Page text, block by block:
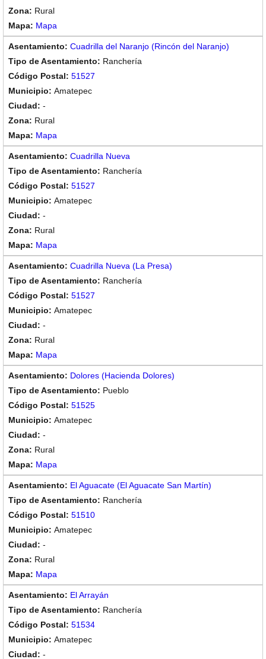
Rural
Mapa
Cuadrilla del Naranjo (Rincón del Naranjo)
Ranchería
51527
Amatepec
-
Rural
Mapa
Cuadrilla Nueva
Ranchería
51527
Amatepec
-
Rural
Mapa
Cuadrilla Nueva (La Presa)
Ranchería
51527
Amatepec
-
Rural
Mapa
Dolores (Hacienda Dolores)
Pueblo
51525
Amatepec
-
Rural
Mapa
El Aguacate (El Aguacate San Martín)
Ranchería
51510
Amatepec
-
Rural
Mapa
El Arrayán
Ranchería
51534
Amatepec
-